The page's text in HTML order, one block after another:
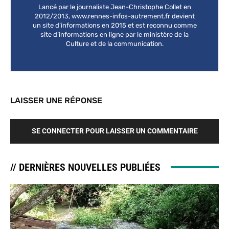
Lancé par le journaliste Jean-Christophe Collet en
2012/2013, www.rennes-infos-autrement.fr devient
un site d’informations en 2015 et est reconnu comme
site d’informations en ligne par le ministère de la
Culture et de la communication.
LAISSER UNE RÉPONSE
SE CONNECTER POUR LAISSER UN COMMENTAIRE
// DERNIÈRES NOUVELLES PUBLIÉES